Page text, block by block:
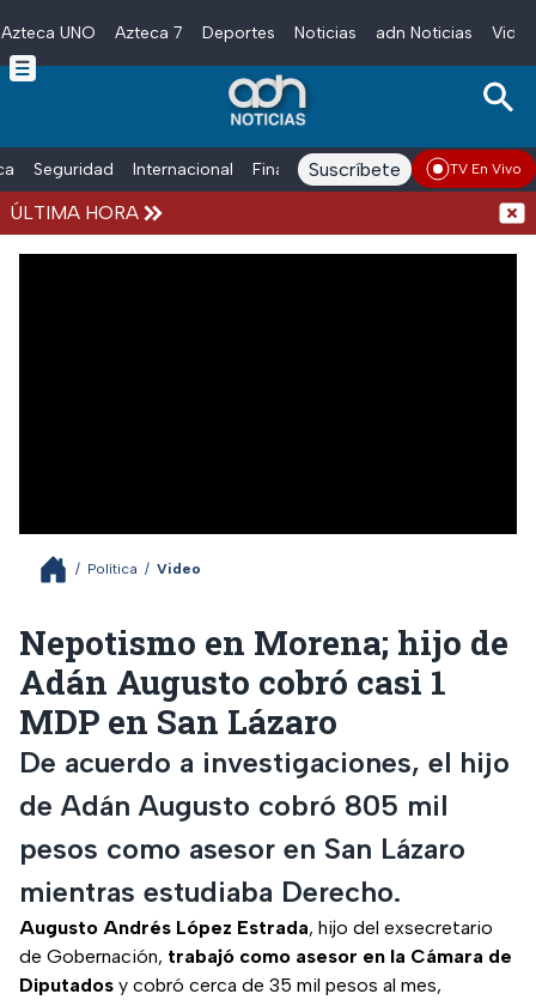
Skip to main content
Azteca UNO Azteca 7 Deportes Noticias adn Noticias
Seguridad Internacional Finanzas adn Noticias Radio
Suscríbete TV En Vivo
ÚLTIMA HORA
Ayotzinapa
/ Política / Video
Nepotismo en Morena; hijo de
Adán Augusto cobró casi 1
MDP en San Lázaro
De acuerdo a investigaciones, el hijo
de Adán Augusto cobró 805 mil
pesos como asesor en San Lázaro
mientras estudiaba Derecho.
Augusto Andrés López Estrada, hijo del exsecretario
de Gobernación, trabajó como asesor en la Cámara de
Diputados y cobró cerca de 35 mil pesos al mes,